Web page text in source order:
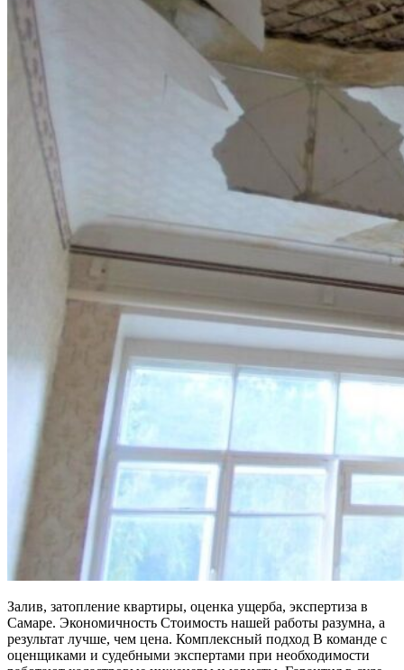
Залив, затопление квартиры, оценка ущерба, экспертиза в
Самаре. Экономичность Стоимость нашей работы разумна, а
результат лучше, чем цена. Комплексный подход В команде с
оценщиками и судебными экспертами при необходимости